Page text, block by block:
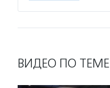
ВИДЕО ПО ТЕМЕ